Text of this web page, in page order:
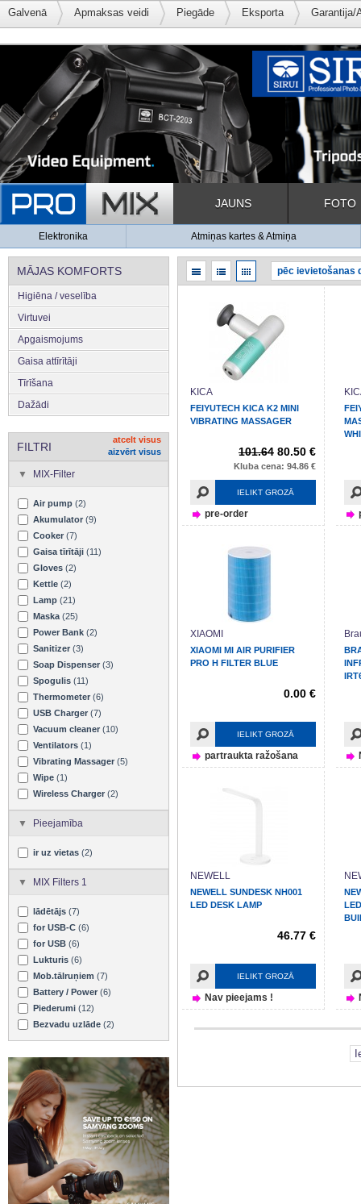
Galvenā Apmaksas veidi Piegāde Eksporta Garantija/
JAUNS FOTO
Elektronika Atmiņas kartes & Atmiņa
MĀJAS KOMFORTS
Higiēna / veselība
Virtuvei
Apgaismojums
Gaisa attīrītāji
Tīrīšana
Dažādi
FILTRI
atcelt visus
aizvērt visus
MIX-Filter
Air pump (2)
Akumulator (9)
Cooker (7)
Gaisa tīrītāji (11)
Gloves (2)
Kettle (2)
Lamp (21)
Maska (25)
Power Bank (2)
Sanitizer (3)
Soap Dispenser (3)
Spogulis (11)
Thermometer (6)
USB Charger (7)
Vacuum cleaner (10)
Ventilators (1)
Vibrating Massager (5)
Wipe (1)
Wireless Charger (2)
Pieejamība
ir uz vietas (2)
MIX Filters 1
lādētājs (7)
for USB-C (6)
for USB (6)
Lukturis (6)
Mob.tālruņiem (7)
Battery / Power (6)
Piederumi (12)
Bezvadu uzlāde (2)
KICA
FEIYUTECH KICA K2 MINI
VIBRATING MASSAGER
101.64 80.50 €
Kluba cena: 94.86 €
IELIKT GROZĀ
pre-order
XIAOMI
XIAOMI MI AIR PURIFIER
PRO H FILTER BLUE
0.00 €
IELIKT GROZĀ
partraukta ražošana
NEWELL
NEWELL SUNDESK NH001
LED DESK LAMP
46.77 €
IELIKT GROZĀ
Nav pieejams !